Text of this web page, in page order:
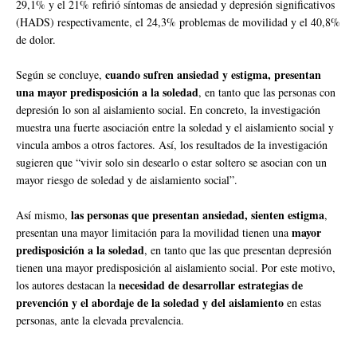
29,1% y el 21% refirió síntomas de ansiedad y depresión significativos
(HADS) respectivamente, el 24,3% problemas de movilidad y el 40,8%
de dolor.
Según se concluye, cuando sufren ansiedad y estigma, presentan
una mayor predisposición a la soledad, en tanto que las personas con
depresión lo son al aislamiento social. En concreto, la investigación
muestra una fuerte asociación entre la soledad y el aislamiento social y
vincula ambos a otros factores. Así, los resultados de la investigación
sugieren que “vivir solo sin desearlo o estar soltero se asocian con un
mayor riesgo de soledad y de aislamiento social”.
Así mismo, las personas que presentan ansiedad, sienten estigma,
presentan una mayor limitación para la movilidad tienen una mayor
predisposición a la soledad, en tanto que las que presentan depresión
tienen una mayor predisposición al aislamiento social. Por este motivo,
los autores destacan la necesidad de desarrollar estrategias de
prevención y el abordaje de la soledad y del aislamiento en estas
personas, ante la elevada prevalencia.